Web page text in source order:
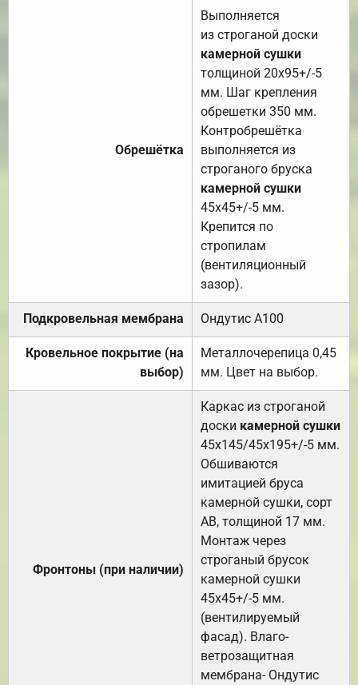
Обрешётка
Выполняется
из строганой доски
камерной сушки
толщиной 20х95+/-5
мм. Шаг крепления
обрешетки 350 мм.
Контробрешётка
выполняется из
строганого бруска
камерной сушки
45х45+/-5 мм.
Крепится по
стропилам
(вентиляционный
зазор).
Подкровельная мембрана Ондутис А100
Кровельное покрытие (на
выбор)
Металлочерепица 0,45
мм. Цвет на выбор.
Фронтоны (при наличии)
Каркас из строганой
доски камерной сушки
45х145/45х195+/-5 мм.
Обшиваются
имитацией бруса
камерной сушки, сорт
АВ, толщиной 17 мм.
Монтаж через
строганый брусок
камерной сушки
45х45+/-5 мм.
(вентилируемый
фасад). Влаго-
ветрозащитная
мембрана- Ондутис